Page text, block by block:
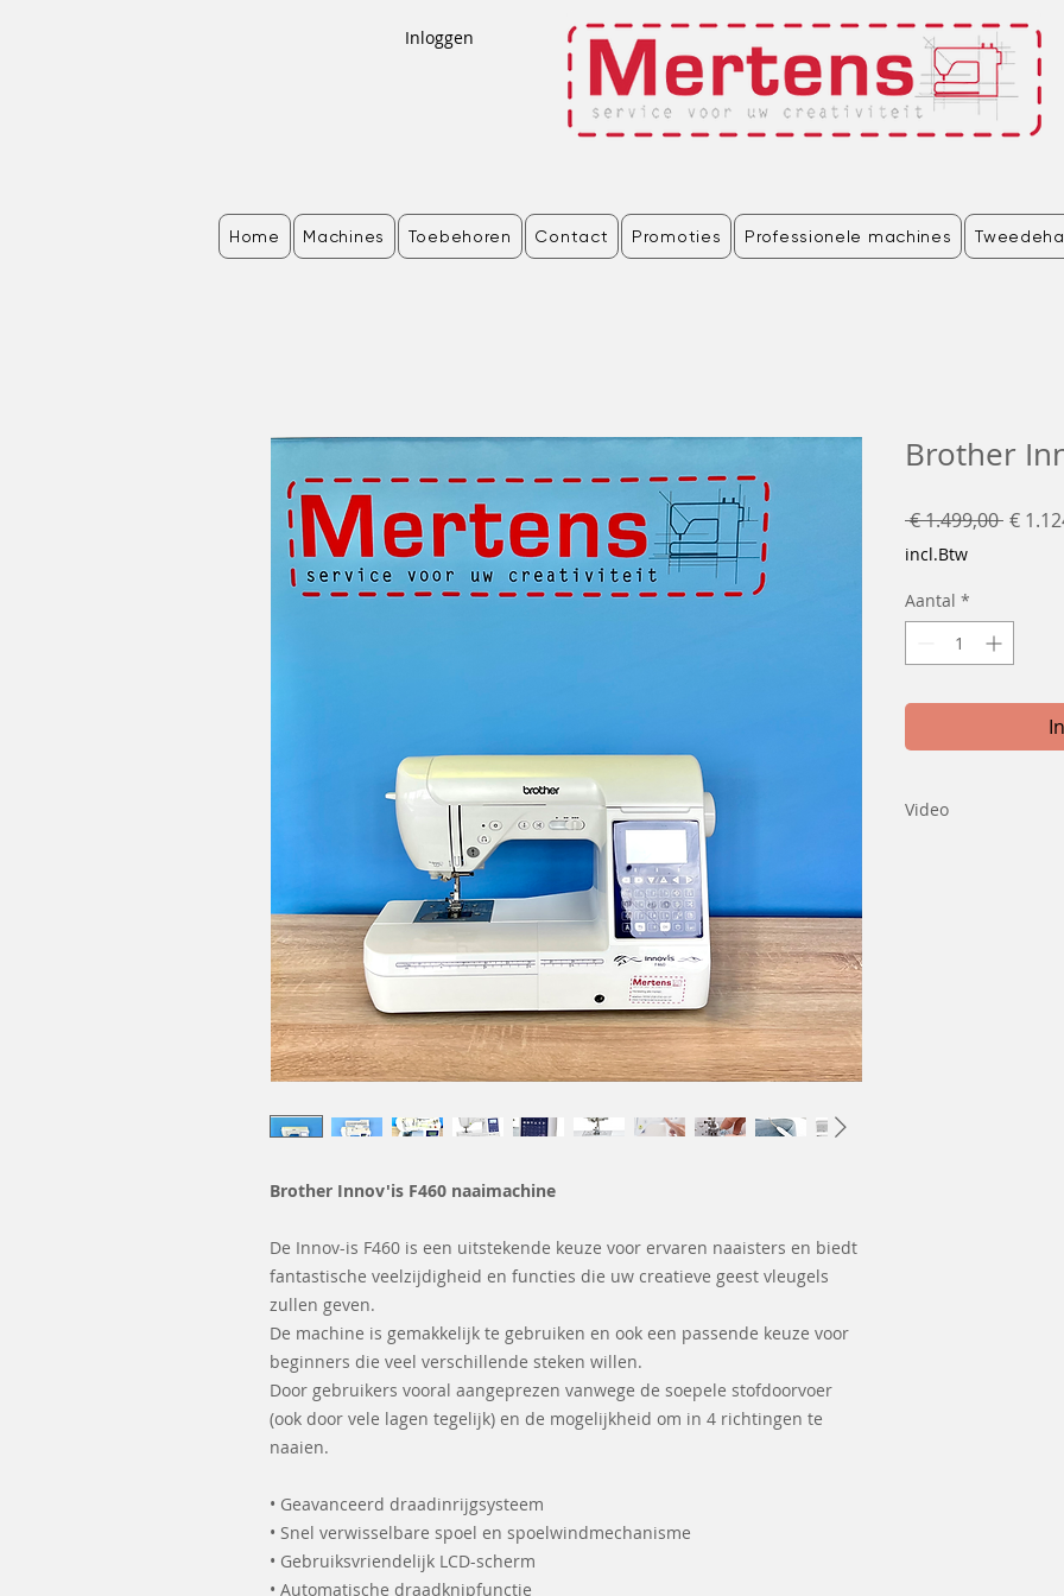
Inloggen
Home Machines Toebehoren Contact Promoties Professionele machines
Brother Innov'is F460 naaimachine
De Innov-is F460 is een uitstekende keuze voor ervaren naaisters en biedt
fantastische veelzijdigheid en functies die uw creatieve geest vleugels
zullen geven.
De machine is gemakkelijk te gebruiken en ook een passende keuze voor
beginners die veel verschillende steken willen.
Door gebruikers vooral aangeprezen vanwege de soepele stofdoorvoer
(ook door vele lagen tegelijk) en de mogelijkheid om in 4 richtingen te
naaien.
• Geavanceerd draadinrijgsysteem
• Snel verwisselbare spoel en spoelwindmechanisme
• Gebruiksvriendelijk LCD-scherm
• Automatische draadknipfunctie
Brother
€ 1.499,00 €
incl.Btw
Aantal *
Video